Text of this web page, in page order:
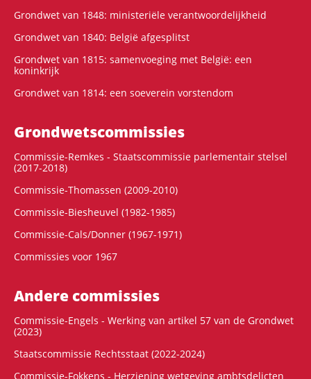
Grondwet van 1848: ministeriële verantwoordelijkheid
Grondwet van 1840: België afgesplitst
Grondwet van 1815: samenvoeging met België: een
koninkrijk
Grondwet van 1814: een soeverein vorstendom
Grondwets­commissies
Commissie-Remkes - Staatscommissie parlementair stelsel
(2017-2018)
Commissie-Thomassen (2009-2010)
Commissie-Biesheuvel (1982-1985)
Commissie-Cals/Donner (1967-1971)
Commissies voor 1967
Andere commissies
Commissie-Engels - Werking van artikel 57 van de Grondwet
(2023)
Staatscommissie Rechtsstaat (2022-2024)
Commissie-Fokkens - Herziening wetgeving ambtsdelicten